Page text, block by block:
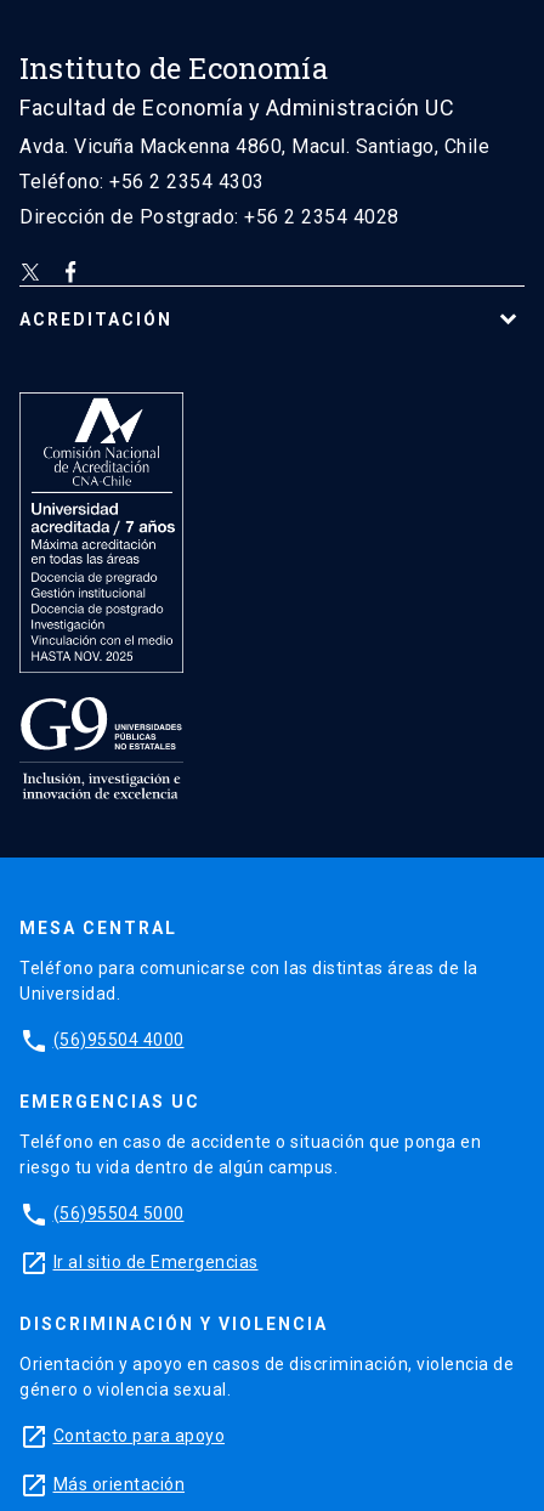
Instituto de Economía
Facultad de Economía y Administración UC
Avda. Vicuña Mackenna 4860, Macul. Santiago, Chile
Teléfono: +56 2 2354 4303
Dirección de Postgrado: +56 2 2354 4028
ACREDITACIÓN
MESA CENTRAL
Teléfono para comunicarse con las distintas áreas de la
Universidad.
phone (56)95504 4000
EMERGENCIAS UC
Teléfono en caso de accidente o situación que ponga en
riesgo tu vida dentro de algún campus.
phone (56)95504 5000
launch Ir al sitio de Emergencias
DISCRIMINACIÓN Y VIOLENCIA
Orientación y apoyo en casos de discriminación, violencia de
género o violencia sexual.
launch Contacto para apoyo
launch Más orientación